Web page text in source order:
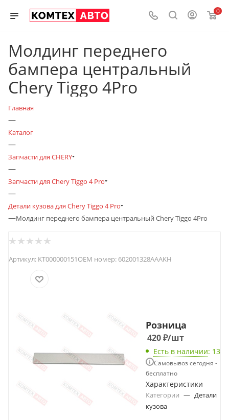
0
Молдинг переднего
бампера центральный
Chery Tiggo 4Pro
Главная
—
Каталог
—
Запчасти для CHERY
—
Запчасти для Chery Tiggo 4 Pro
—
Детали кузова для Chery Tiggo 4 Pro
—Молдинг переднего бампера центральный Chery Tiggo 4Pro
Артикул: KT000000151OEM номер: 602001328AAAKH
Розница
420₽/шт
Есть в наличии: 13
Самовывоз сегодня -
бесплатно
Характеристики
Категории — Детали
кузова